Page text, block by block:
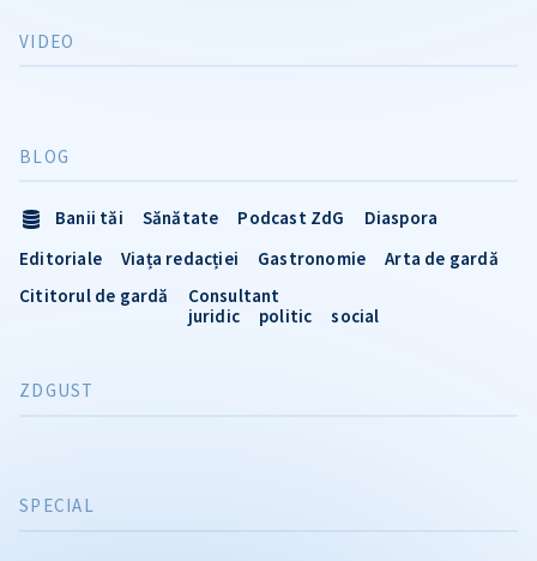
VIDEO
SPECIAL
BLOG
Banii tăi Sănătate Podcast ZdG
Diaspora
Editoriale
Viața redacției Gastronomie
Arta de gardă
Cititorul de gardă
Consultant
juridic
politic social
ZDGUST